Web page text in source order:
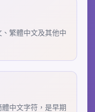
繁體中文及其他中
中文字符，是早期